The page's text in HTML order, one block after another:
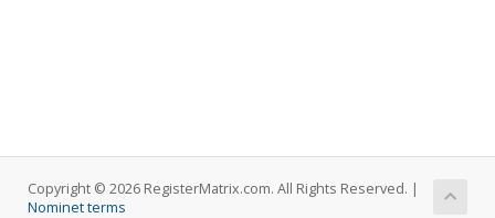
Copyright © 2026 RegisterMatrix.com. All Rights Reserved. |
Nominet terms